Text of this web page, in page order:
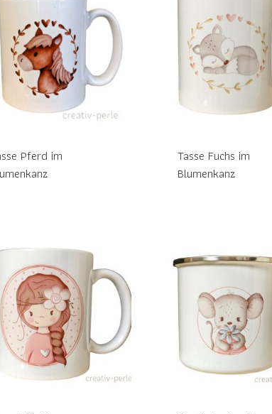
Pferd im
Tasse Fuchs im
Blumenkanz